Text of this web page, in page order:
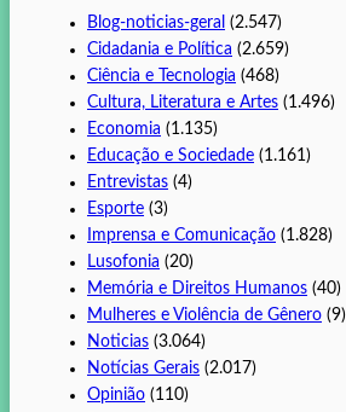
Blog-noticias-geral (2.547)
Cidadania e Política (2.659)
Ciência e Tecnologia (468)
Cultura, Literatura e Artes (1.496)
Economia (1.135)
Educação e Sociedade (1.161)
Entrevistas (4)
Esporte (3)
Imprensa e Comunicação (1.828)
Lusofonia (20)
Memória e Direitos Humanos (40)
Mulheres e Violência de Gênero (9)
Noticias (3.064)
Notícias Gerais (2.017)
Opinião (110)